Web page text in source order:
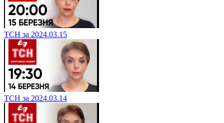
ТСН за 2024.03.15
ТСН за 2024.03.14